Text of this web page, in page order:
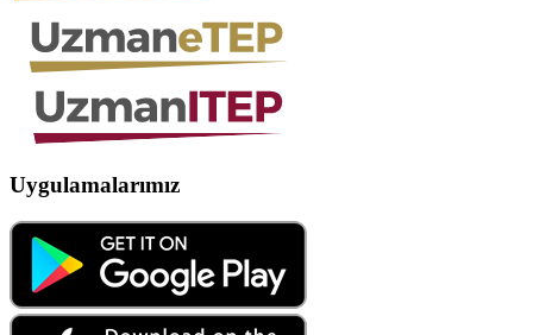
Uygulamalarımız